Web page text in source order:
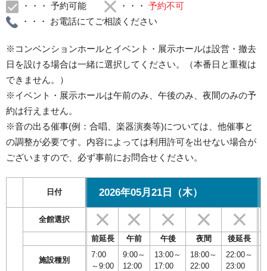
・・・ 予約可能 ・・・ 予約不可
・・・ お電話にてご相談ください
※コンベンションホールとイベント・展示ホールは設営・撤去
日を設ける場合は一緒に選択してください。（本番日と重複は
できません。）
※イベント・展示ホールは午前のみ、午後のみ、夜間のみの予
約は行えません。
※音の出る催事(例：合唱、楽器演奏等)については、他催事と
の調整が必要です。内容によっては利用許可を出せない場合が
ございますので、必ず事前にお問合せください。
日付 2026年05月21日（木）
全館選択
前延長 午前 午後 夜間 後延長
施設種別
7:00
～9:00
9:00～
12:00
13:00～
17:00
18:00～
22:00
22:00～
23:00